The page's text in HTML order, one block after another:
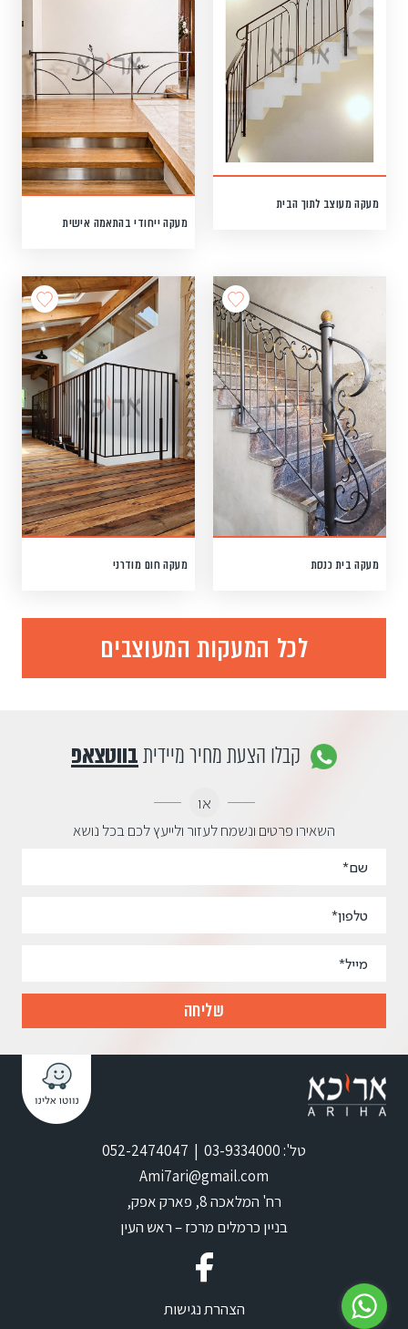
מעקה מעוצב לתוך הבית
מעקה ייחודי בהתאמה אישית
מעקה בית כנסת מעקה חום מודרני
לכל המעקות המעוצבים
קבלו הצעת מחיר מיידיתבווטצאפ
או
השאירו פרטים ונשמח לעזור ולייעץ לכם בכל נושא
טל': 03-9334000 | 052-2474047
Ami7ari@gmail.com
רח' המלאכה 8, פארק אפק,
בניין כרמלים מרכז – ראש העין
הצהרת נגישות